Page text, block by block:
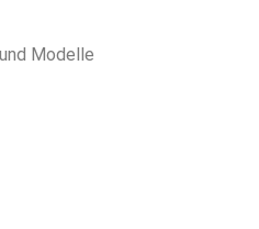
Modelle